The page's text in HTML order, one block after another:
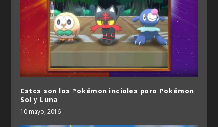
Estos son los Pokémon inciales para Pokémon
Sol y Luna
10 mayo, 2016